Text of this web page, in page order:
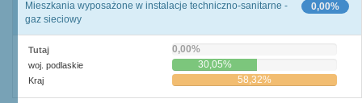
0,00%
Mieszkania wyposażone w instalacje techniczno-sanitarne -
gaz sieciowy
Tutaj 0,00%
woj. podlaskie 30,05%
Kraj 58,32%